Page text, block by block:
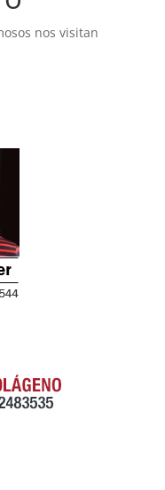
nos visitan